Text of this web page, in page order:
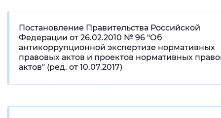
Постановление Правительства Российской
Федерации от 26.02.2010 № 96 "Об
антикоррупционной экспертизе нормативных
правовых актов и проектов нормативных
актов" (ред. от 10.07.2017)